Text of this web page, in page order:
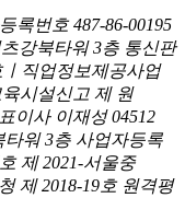
록번호 487-86-00195
강북타워 3층 통신판
ㅣ직업정보제공사업
시설신고 제 원
이사 이재성 04512
타워 3층 사업자등록
제 2021-서울중
제 2018-19호 원격평